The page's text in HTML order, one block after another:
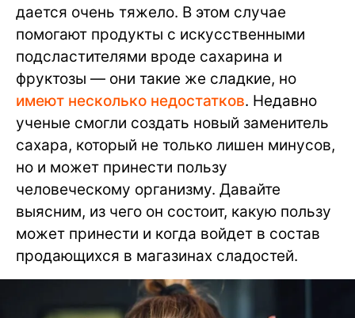
дается очень тяжело. В этом случае
помогают продукты с искусственными
подсластителями вроде сахарина и
фруктозы — они такие же сладкие, но
имеют несколько недостатков. Недавно
ученые смогли создать новый заменитель
сахара, который не только лишен минусов,
но и может принести пользу
человеческому организму. Давайте
выясним, из чего он состоит, какую пользу
может принести и когда войдет в состав
продающихся в магазинах сладостей.